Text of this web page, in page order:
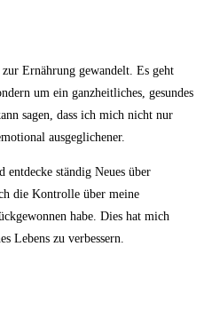
Ernährung gewandelt. Es geht
um⁢ ein ganzheitliches, gesundes
sagen, dass⁣ ich mich nicht nur
ausgeglichener.
ständig Neues über
die Kontrolle über meine
habe. Dies‍ hat mich
Lebens zu verbessern.